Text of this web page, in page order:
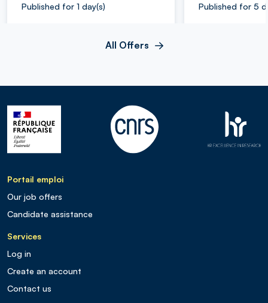
Published for 1 day(s) Published for 5
All Offers
Portail emploi
Our job offers
Candidate assistance
Services
Log in
Create an account
Contact us